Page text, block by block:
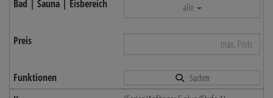
alle
Suchen